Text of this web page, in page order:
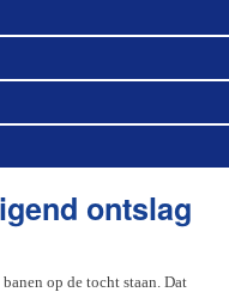
ontslag
op de tocht staan. Dat